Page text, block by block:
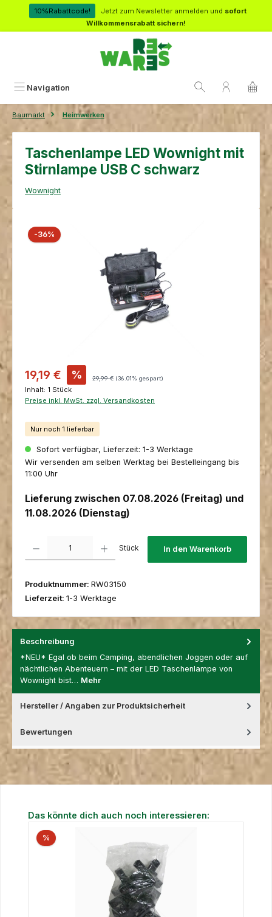
Zum Hauptinhalt springen
10%Rabattcode! Jetzt zum Newsletter anmelden und sofort
Willkommensrabatt sichern!
Navigation
Baumarkt Heimwerken
Taschenlampe LED Wownight mit
Stirnlampe USB C schwarz
Wownight
Bildergalerie überspringen
-36% Rabatt
Verkaufspreis:
19,19 € % Regulärer Preis:
29,99 € (36.01% gespart)
Inhalt: 1 Stück
Preise inkl. MwSt. zzgl. Versandkosten
Nur noch 1 lieferbar
Sofort verfügbar, Lieferzeit: 1-3 Werktage
Wir versenden am selben Werktag bei Bestelleingang bis
11:00 Uhr
Lieferung zwischen 07.08.2026 (Freitag) und
11.08.2026 (Dienstag)
Stück In den Warenkorb
Produktnummer: RW03150
Lieferzeit: 1-3 Werktage
Beschreibung
*NEU* Egal ob beim Camping, abendlichen Joggen oder auf
nächtlichen Abenteuern – mit der LED Taschenlampe von
Wownight bist… Mehr
Hersteller / Angaben zur Produktsicherheit
Bewertungen
Produktgalerie überspringen
Das könnte dich auch noch interessieren:
%